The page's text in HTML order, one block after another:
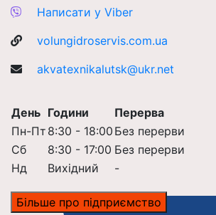
Написати у Viber
volungidroservis.com.ua
akvatexnikalutsk@ukr.net
День Години
Перерва
Пн-Пт 8:30 - 18:00 Без перерви
Сб
8:30 - 17:00 Без перерви
Нд
Вихідний -
Більше про підприємство